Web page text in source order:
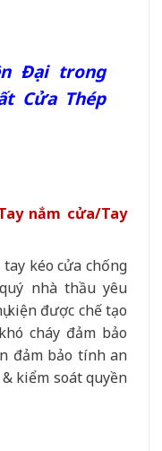
Đại trong
Cửa Thép
nắm cửa/Tay
kéo cửa chống
nhà thầu yêu
kiện được chế tạo
cháy đảm bảo
đảm bảo tính an
kiểm soát quyền